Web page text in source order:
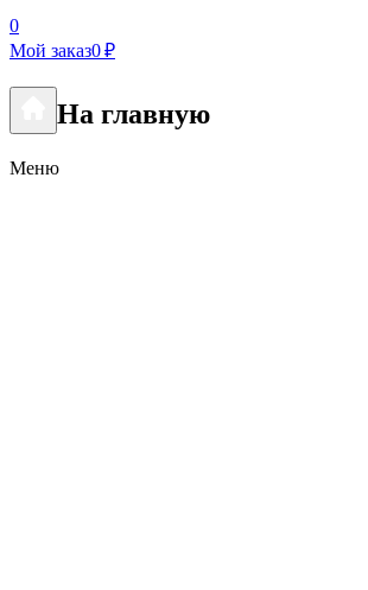
0
Мой заказ0 ₽
На главную
Меню